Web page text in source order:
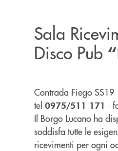
Sala
Disco Pub
Contrada Fiego SS19
tel 0975/511 171 -
Il Borgo Lucano ha
soddisfa tutte le
ricevimenti per ogni